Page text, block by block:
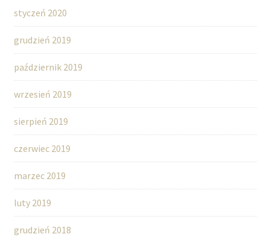
styczeń 2020
grudzień 2019
październik 2019
wrzesień 2019
sierpień 2019
czerwiec 2019
marzec 2019
luty 2019
grudzień 2018